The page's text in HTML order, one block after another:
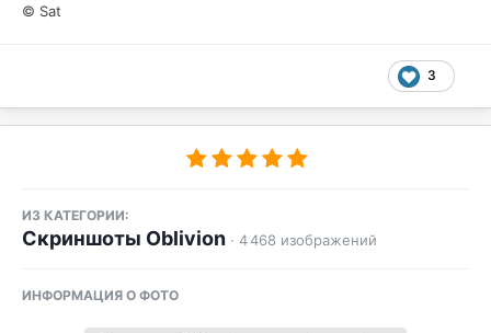
© Sat
3
ИЗ КАТЕГОРИИ:
Скриншоты Oblivion · 4 468 изображений
ИНФОРМАЦИЯ О ФОТО